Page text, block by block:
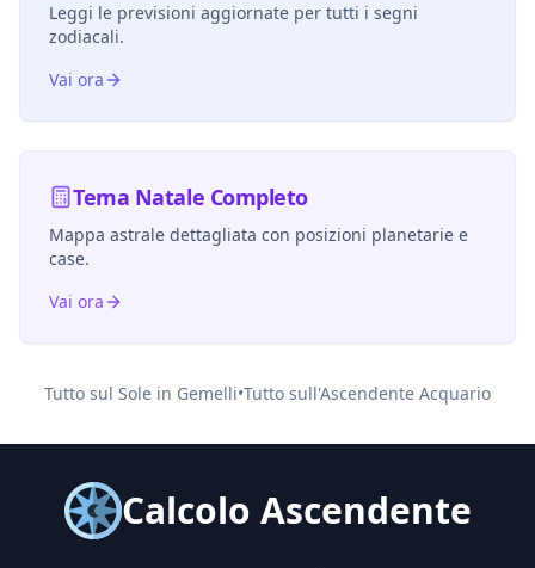
Leggi le previsioni aggiornate per tutti i segni
zodiacali.
Vai ora
Tema Natale Completo
Mappa astrale dettagliata con posizioni planetarie e
case.
Vai ora
Tutto sul Sole in Gemelli•Tutto sull'Ascendente Acquario
Calcolo Ascendente